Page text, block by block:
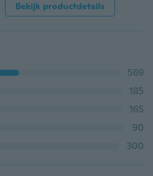
Bekijk productdetails
569
185
165
90
300